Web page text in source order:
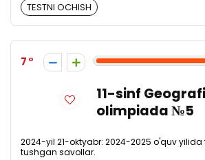
TESTNI OCHISH
7
11-sinf
olimpiada №5
2024-yil 21-oktyabr: 2024-2025 o'quv
tushgan savollar.